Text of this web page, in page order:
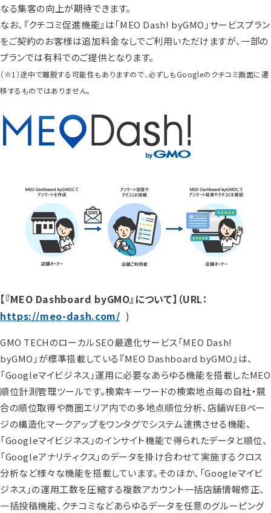
なる集客の向上が期待できます。
なお、『クチコミ促進機能』は「MEO Dash! byGMO」サービスプラン
をご契約のお客様は追加料金なしでご利用いただけますが、一部の
プランでは有料でのご提供となります。
（※1）途中で離脱する可能性もありますので、必ずしもGoogleのクチコミ画面に遷
移するものではありません。
【『MEO Dashboard byGMO』について】（URL：
https://meo-dash.com/ )
GMO TECHのローカルSEO最適化サービス「MEO Dash!
byGMO」が標準搭載している『MEO Dashboard byGMO』は、
「Googleマイビジネス」運用に必要なあらゆる機能を搭載したMEO
順位計測管理ツールです。検索キーワードの検索地点毎の自社・競
合の順位取得や商圏エリア内での多地点順位分析、店舗WEBペー
ジの構造化マークアップをワンタグでシステム連携させる機能、
「Googleマイビジネス」のインサイト機能で得られたデータと順位、
「Googleアナリティクス」のデータを掛け合わせて実施するクロス
分析など様々な機能を搭載しています。そのほか、「Googleマイビ
ジネス」の運用工数を圧縮する複数アカウント一括店舗情報修正、
一括投稿機能、クチコミなどあらゆるデータを任意のグルーピング